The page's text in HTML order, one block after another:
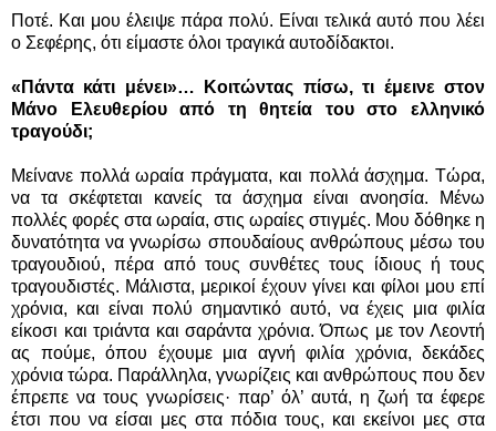
Ποτέ. Και μου έλειψε πάρα πολύ. Είναι τελικά αυτό που λέει
ο Σεφέρης, ότι είμαστε όλοι τραγικά αυτοδίδακτοι.
«Πάντα κάτι μένει»… Κοιτώντας πίσω, τι έμεινε στον
Μάνο Ελευθερίου από τη θητεία του στο ελληνικό
τραγούδι;
Μείνανε πολλά ωραία πράγματα, και πολλά άσχημα. Τώρα,
να τα σκέφτεται κανείς τα άσχημα είναι ανοησία. Μένω
πολλές φορές στα ωραία, στις ωραίες στιγμές. Μου δόθηκε η
δυνατότητα να γνωρίσω σπουδαίους ανθρώπους μέσω του
τραγουδιού, πέρα από τους συνθέτες τους ίδιους ή τους
τραγουδιστές. Μάλιστα, μερικοί έχουν γίνει και φίλοι μου επί
χρόνια, και είναι πολύ σημαντικό αυτό, να έχεις μια φιλία
είκοσι και τριάντα και σαράντα χρόνια. Όπως με τον Λεοντή
ας πούμε, όπου έχουμε μια αγνή φιλία χρόνια, δεκάδες
χρόνια τώρα. Παράλληλα, γνωρίζεις και ανθρώπους που δεν
έπρεπε να τους γνωρίσεις· παρ’ όλ’ αυτά, η ζωή τα έφερε
έτσι που να είσαι μες στα πόδια τους, και εκείνοι μες στα